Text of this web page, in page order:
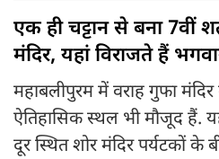
एक ही चट्टान से बना 7वीं
मंदिर, यहां विराजते हैं
महाबलीपुरम में वराह गुफा
ऐतिहासिक स्थल भी मौजूद हैं.
दूर स्थित शोर मंदिर पर्यटकों